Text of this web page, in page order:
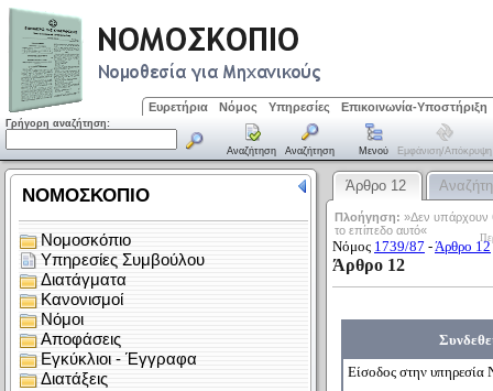
Ευρετήρια Νόμος Υπηρεσίες Επικοινωνία-Υποστήριξη
Γρήγορη αναζήτηση:
Αναζήτηση Αναζήτηση Μενού Εμφάνιση/απόκρυψη
Άρθρο 12